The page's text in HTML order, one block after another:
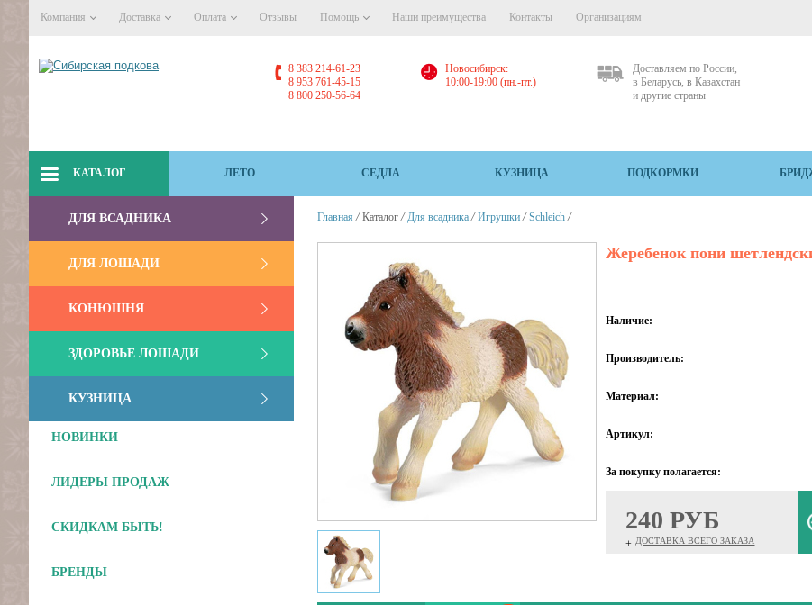
Компания Доставка Оплата Отзывы Помощь Наши преимущества Контакты Организациям
8 383 214-61-23
8 953 761-45-15
8 800 250-56-64
Новосибирск:
10:00-19:00 (пн.-пт.)
Доставляем по России,
в Беларусь, в Казахстан
и другие страны
КАТАЛОГ ЛЕТО СЕДЛА КУЗНИЦА ПОДКОРМКИ
ДЛЯ ВСАДНИКА
ДЛЯ ЛОШАДИ
КОНЮШНЯ
ЗДОРОВЬЕ ЛОШАДИ
КУЗНИЦА
НОВИНКИ
ЛИДЕРЫ ПРОДАЖ
СКИДКАМ БЫТЬ!
БРЕНДЫ
Главная / Каталог / Для всадника / Игрушки / Schleich /
Жеребенок пони
Наличие:
Производитель:
Материал:
Артикул:
За покупку полагается:
240 РУБ
+ ДОСТАВКА ВСЕГО ЗАКАЗА